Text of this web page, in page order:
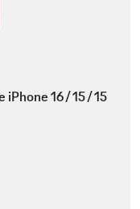
16 / 15 / 15